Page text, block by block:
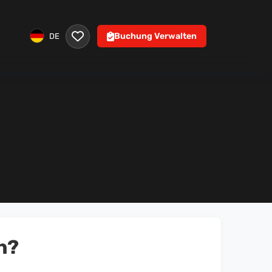
DE Buchung Verwalten